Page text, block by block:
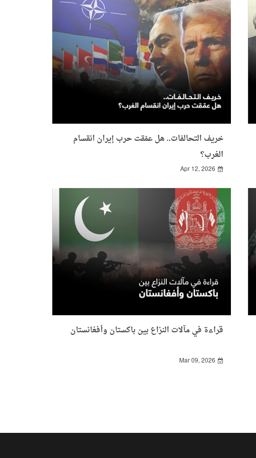
خريف التحالفات.. هل عمّقت حرب إيران انقسام
الغرب؟
Apr 12, 2026
قراءة في مآلات النزاع بين باكستان وأفغانستان
Mar 09, 2026